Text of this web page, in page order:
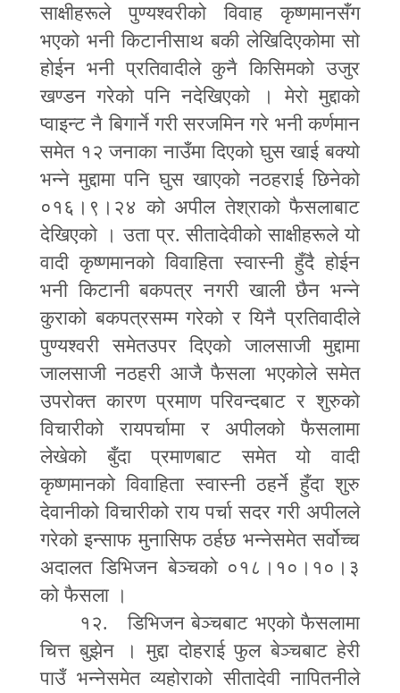
साक्षीहरूले पुण्यश्वरीको विवाह कृष्णमानसँग
भएको भनी किटानीसाथ बकी लेखिदिएकोमा सो
होईन भनी प्रतिवादीले कुनै किसिमको उजुर
खण्डन गरेको पनि नदेखिएको । मेरो मुद्दाको
प्वाइन्ट नै बिगार्ने गरी सरजमिन गरे भनी कर्णमान
समेत १२ जनाका नाउँमा दिएको घुस खाई बक्यो
भन्ने मुद्दामा पनि घुस खाएको नठहराई छिनेको
०१६।९।२४ को अपील तेश्राको फैसलाबाट
देखिएको । उता प्र. सीतादेवीको साक्षीहरूले यो
वादी कृष्णमानको विवाहिता स्वास्नी हुँदै होईन
भनी किटानी बकपत्र नगरी खाली छैन भन्ने
कुराको बकपत्रसम्म गरेको र यिनै प्रतिवादीले
पुण्यश्वरी समेतउपर दिएको जालसाजी मुद्दामा
जालसाजी नठहरी आजै फैसला भएकोले समेत
उपरोक्त कारण प्रमाण परिवन्दबाट र शुरुको
विचारीको रायपर्चामा र अपीलको फैसलामा
लेखेको बुँदा प्रमाणबाट समेत यो वादी
कृष्णमानको विवाहिता स्वास्नी ठहर्ने हुँदा शुरु
देवानीको विचारीको राय पर्चा सदर गरी अपीलले
गरेको इन्साफ मुनासिफ ठर्हछ भन्नेसमेत सर्वोच्च
अदालत डिभिजन बेञ्चको ०१८।१०।१०।३
को फैसला ।
१२. डिभिजन बेञ्चबाट भएको फैसलामा
चित्त बुझेन । मुद्दा दोहराई फुल बेञ्चबाट हेरी
पाउँ भन्नेसमेत व्यहोराको सीतादेवी नापितनीले